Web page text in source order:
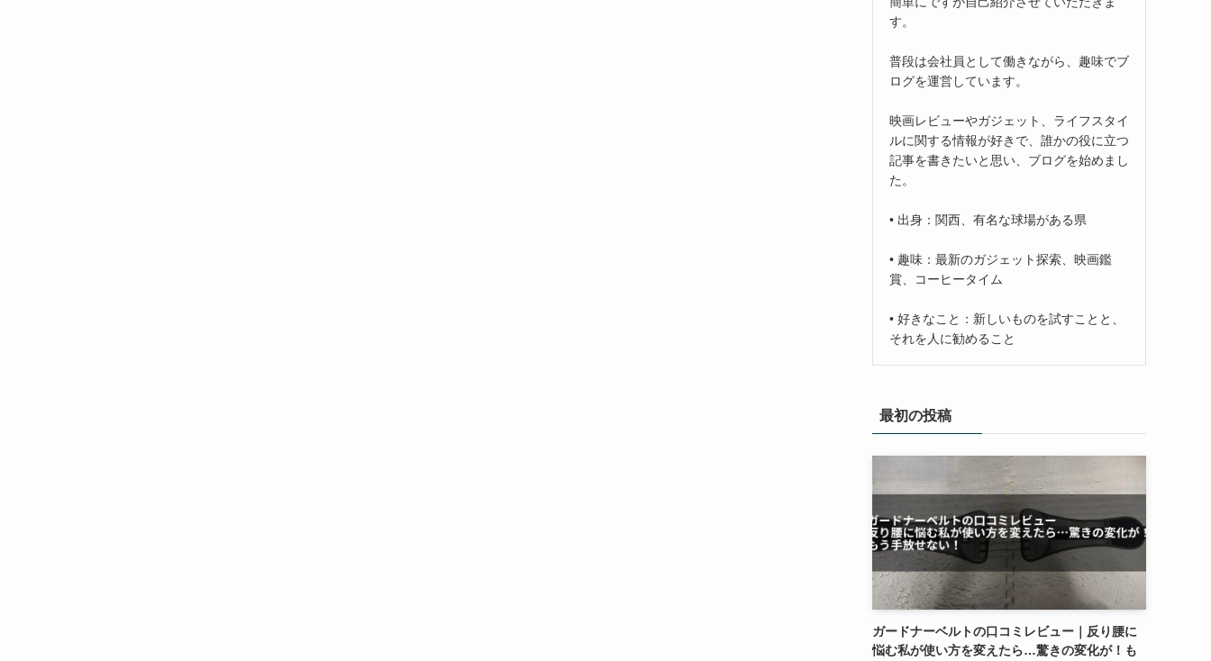
す。
普段は会社員として働きながら、趣味でブ
ログを運営しています。
映画レビューやガジェット、ライフスタイ
ルに関する情報が好きで、誰かの役に立つ
記事を書きたいと思い、ブログを始めまし
た。
• 出身：関西、有名な球場がある県
• 趣味：最新のガジェット探索、映画鑑
賞、コーヒータイム
• 好きなこと：新しいものを試すことと、
それを人に勧めること
最初の投稿
ガードナーベルトの口コミレビュー｜反り腰に
悩む私が使い方を変えたら…驚きの変化が！も